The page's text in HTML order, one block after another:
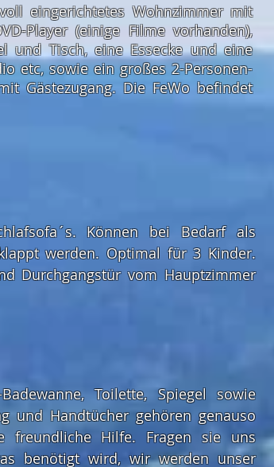
eingerichtetes Wohnzimmer mit
Player (einige Filme vorhanden),
und Tisch, eine Essecke und eine
etc, sowie ein großes 2-Personen-
Gästezugang. Die FeWo befindet
Können bei Bedarf als
werden. Optimal für 3 Kinder.
Durchgangstür vom Hauptzimmer
Toilette, Spiegel sowie
und Handtücher gehören genauso
freundliche Hilfe. Fragen sie uns
benötigt wird, wir werden unser